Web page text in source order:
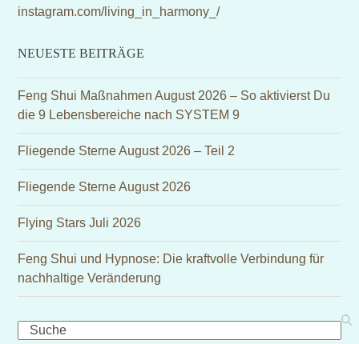
instagram.com/living_in_harmony_/
NEUESTE BEITRÄGE
Feng Shui Maßnahmen August 2026 – So aktivierst Du
die 9 Lebensbereiche nach SYSTEM 9
Fliegende Sterne August 2026 – Teil 2
Fliegende Sterne August 2026
Flying Stars Juli 2026
Feng Shui und Hypnose: Die kraftvolle Verbindung für
nachhaltige Veränderung
Search